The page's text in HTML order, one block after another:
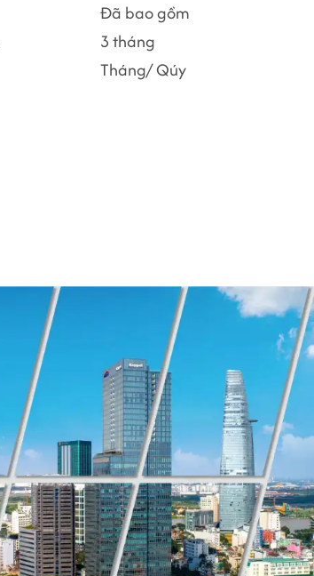
Đã bao gồm
3 tháng
Tháng/ Qúy